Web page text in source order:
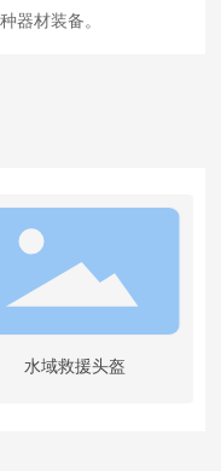
器材装备。
水域救援头盔